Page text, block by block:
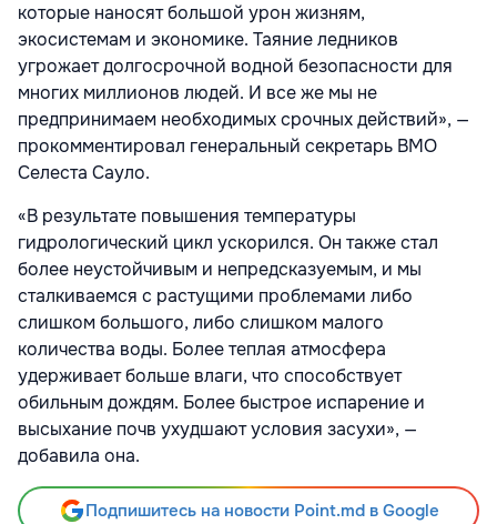
которые наносят большой урон жизням,
экосистемам и экономике. Таяние ледников
угрожает долгосрочной водной безопасности для
многих миллионов людей. И все же мы не
предпринимаем необходимых срочных действий», —
прокомментировал генеральный секретарь ВМО
Селеста Сауло.
«В результате повышения температуры
гидрологический цикл ускорился. Он также стал
более неустойчивым и непредсказуемым, и мы
сталкиваемся с растущими проблемами либо
слишком большого, либо слишком малого
количества воды. Более теплая атмосфера
удерживает больше влаги, что способствует
обильным дождям. Более быстрое испарение и
высыхание почв ухудшают условия засухи», —
добавила она.
Подпишитесь на новости Point.md в Google